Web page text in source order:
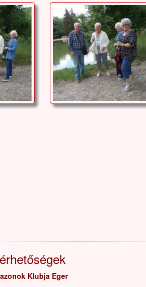
Klubja Eger